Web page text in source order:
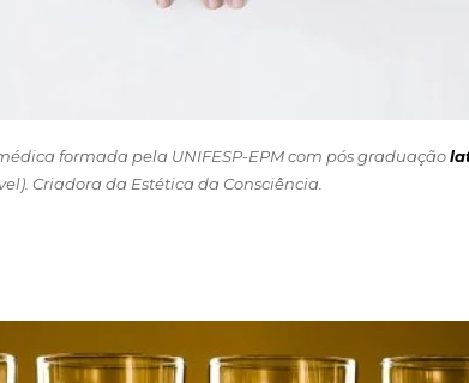
médica formada pela UNIFESP-EPM com pós graduação
Criadora da Estética da Consciência.